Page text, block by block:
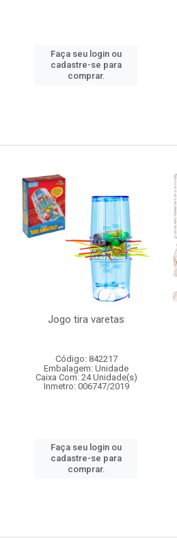
Faça seu login ou
cadastre-se para
comprar.
Jogo tira varetas
Código: 842217
Embalagem: Unidade
Caixa Com: 24 Unidade(s)
Inmetro: 006747/2019
Faça seu login ou
cadastre-se para
comprar.